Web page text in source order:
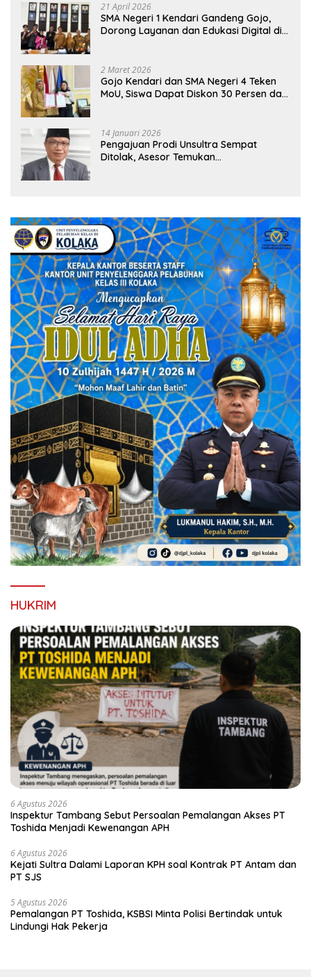
21 April 2026
SMA Negeri 1 Kendari Gandeng Gojo,
Dorong Layanan dan Edukasi Digital di
2 Maret 2026
Gojo Kendari dan SMA Negeri 4 Teken
MoU, Siswa Dapat Diskon 30 Persen dan
14 Januari 2026
Pengajuan Prodi Unsultra Sempat
Ditolak, Asesor Temukan
HUKRIM
6 Agustus 2026
Inspektur Tambang Sebut Persoalan Pemalangan Akses PT
Toshida Menjadi Kewenangan APH
6 Agustus 2026
Kejati Sultra Dalami Laporan KPH soal Kontrak PT Antam dan
PT SJS
5 Agustus 2026
Pemalangan PT Toshida, KSBSI Minta Polisi Bertindak untuk
Lindungi Hak Pekerja